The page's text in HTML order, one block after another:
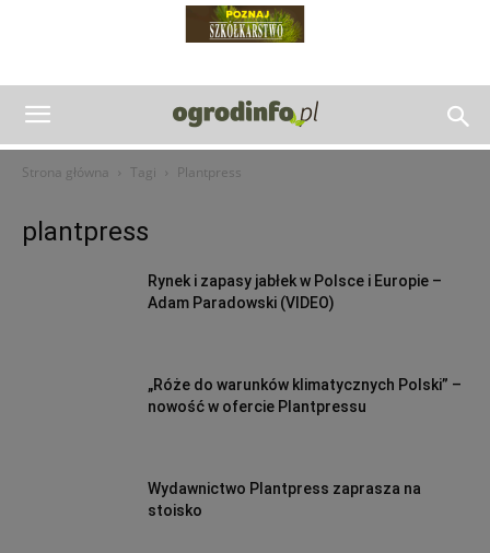
Strona główna Tagi Plantpress
plantpress
Rynek i zapasy jabłek w Polsce i Europie –
Adam Paradowski (VIDEO)
„Róże do warunków klimatycznych Polski” –
nowość w ofercie Plantpressu
Wydawnictwo Plantpress zaprasza na
stoisko